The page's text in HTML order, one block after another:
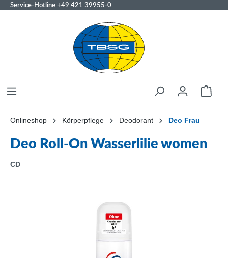
Service-Hotline +49 421 39955-0
Onlineshop Körperpflege Deodorant Deo Frau
Deo Roll-On Wasserlilie women
CD